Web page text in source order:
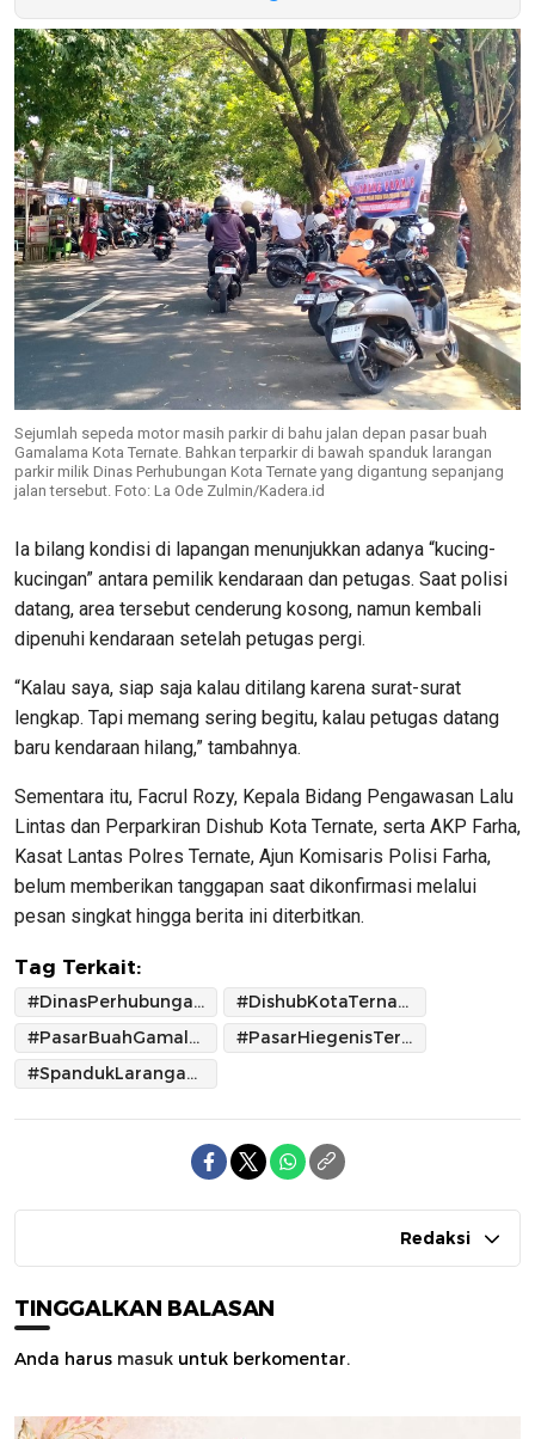
Sejumlah sepeda motor masih parkir di bahu jalan depan pasar buah
Gamalama Kota Ternate. Bahkan terparkir di bawah spanduk larangan
parkir milik Dinas Perhubungan Kota Ternate yang digantung sepanjang
jalan tersebut. Foto: La Ode Zulmin/Kadera.id
Ia bilang kondisi di lapangan menunjukkan adanya “kucing-
kucingan” antara pemilik kendaraan dan petugas. Saat polisi
datang, area tersebut cenderung kosong, namun kembali
dipenuhi kendaraan setelah petugas pergi.
“Kalau saya, siap saja kalau ditilang karena surat-surat
lengkap. Tapi memang sering begitu, kalau petugas datang
baru kendaraan hilang,” tambahnya.
Sementara itu, Facrul Rozy, Kepala Bidang Pengawasan Lalu
Lintas dan Perparkiran Dishub Kota Ternate, serta AKP Farha,
Kasat Lantas Polres Ternate, Ajun Komisaris Polisi Farha,
belum memberikan tanggapan saat dikonfirmasi melalui
pesan singkat hingga berita ini diterbitkan.
Tag Terkait:
#DinasPerhubunganTernate
#DishubKotaTernate
#PasarBuahGamalama
#PasarHiegenisTernate
#SpandukLaranganParkir
Redaksi
TINGGALKAN BALASAN
Anda harus masuk untuk berkomentar.